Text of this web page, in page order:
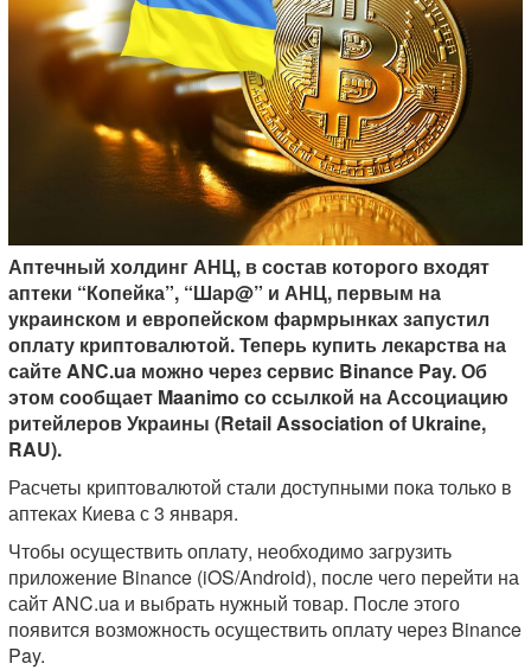
Аптечный холдинг АНЦ, в состав которого входят
аптеки “Копейка”, “Шар@” и АНЦ, первым на
украинском и европейском фармрынках запустил
оплату криптовалютой. Теперь купить лекарства на
сайте ANC.ua можно через сервис Binance Pay. Об
этом сообщает Maanimo со ссылкой на Ассоциацию
ритейлеров Украины (Retail Association of Ukraine,
RAU).
Расчеты криптовалютой стали доступными пока только в
аптеках Киева с 3 января.
Чтобы осуществить оплату, необходимо загрузить
приложение Binance (iOS/Android), после чего перейти на
сайт ANC.ua и выбрать нужный товар. После этого
появится возможность осуществить оплату через Binance
Pay.